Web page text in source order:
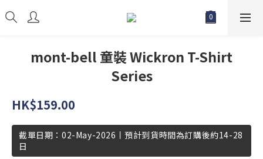
mont-bell 童裝 Wickron T-Shirt
Series
HK$159.00
截單日期：02-May-2026丨預計到貨時間為訂購後約14-28
日